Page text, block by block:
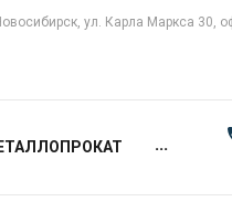
ул. Карла Маркса 30,
...